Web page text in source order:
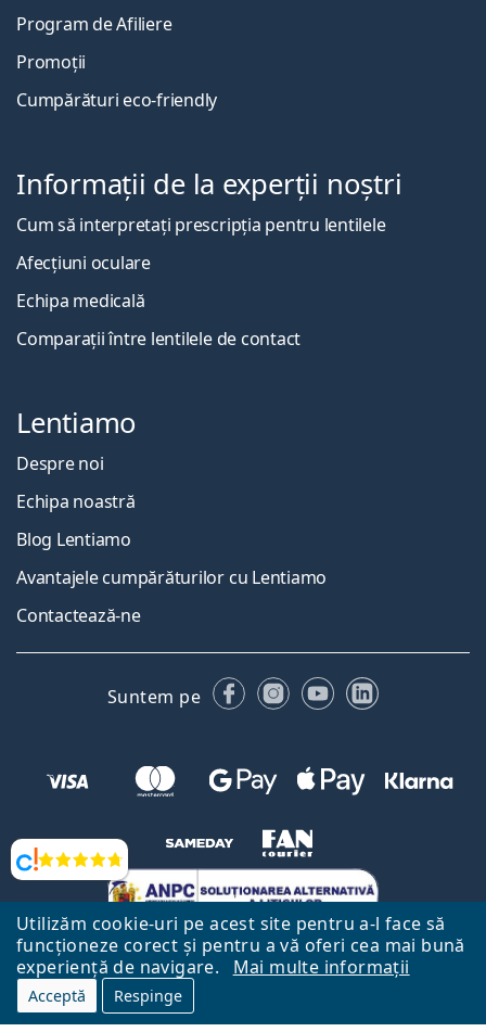
Utilizăm cookie-uri pe acest site pentru a-l face să
funcționeze corect și pentru a vă oferi cea mai bună
experiență de navigare.
Mai multe informații
Acceptă Respinge
Opinii
Program de Afiliere
Promoții
Cumpărături eco-friendly
Informații de la experții noștri
Cum să interpretați prescripția pentru lentilele
Afecțiuni oculare
Echipa medicală
Comparații între lentilele de contact
Lentiamo
Despre noi
Echipa noastră
Blog Lentiamo
Avantajele cumpărăturilor cu Lentiamo
Contactează-ne
Suntem pe FacebookInstagram
YouTubeLinkedIn